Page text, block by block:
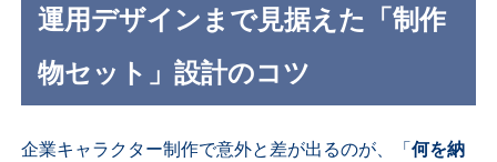
運用デザインまで見据えた「制作
物セット」設計のコツ
企業キャラクター制作で意外と差が出るのが、「何を納